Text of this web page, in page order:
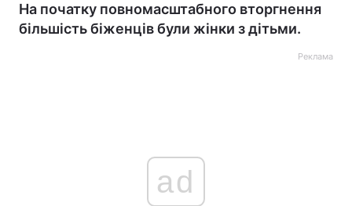
На початку повномасштабного вторгнення
більшість біженців були жінки з дітьми.
Реклама
ad